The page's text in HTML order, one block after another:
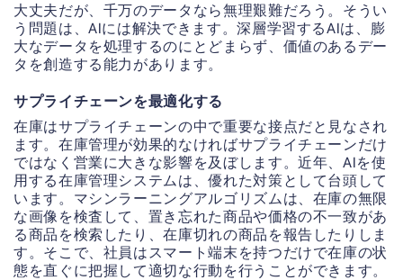
大丈夫だが、千万のデータなら無理艱難だろう。そうい
う問題は、AIには解決できます。深層学習するAIは、膨
大なデータを処理するのにとどまらず、価値のあるデー
タを創造する能力があります。
サプライチェーンを最適化する
在庫はサプライチェーンの中で重要な接点だと見なされ
ます。在庫管理が効果的なければサプライチェーンだけ
ではなく営業に大きな影響を及ぼします。近年、AIを使
用する在庫管理システムは、優れた対策として台頭して
います。マシンラーニングアルゴリズムは、在庫の無限
な画像を検査して、置き忘れた商品や価格の不一致があ
る商品を検索したり、在庫切れの商品を報告したりしま
す。そこで、社員はスマート端末を持つだけで在庫の状
態を直ぐに把握して適切な行動を行うことができます。